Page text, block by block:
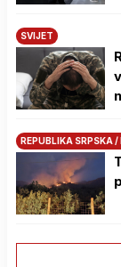
SVIJET
REPUBLIKA SRPSKA /